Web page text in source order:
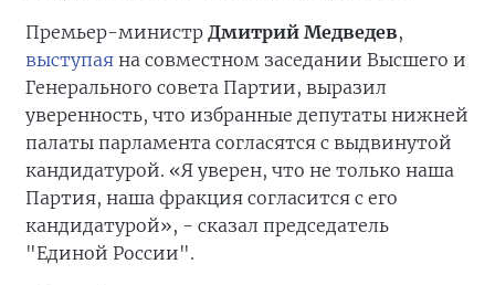
Премьер-министр Дмитрий Медведев,
выступая на совместном заседании Высшего и
Генерального совета Партии, выразил
уверенность, что избранные депутаты нижней
палаты парламента согласятся с выдвинутой
кандидатурой. «Я уверен, что не только наша
Партия, наша фракция согласится с его
кандидатурой», - сказал председатель
"Единой России".